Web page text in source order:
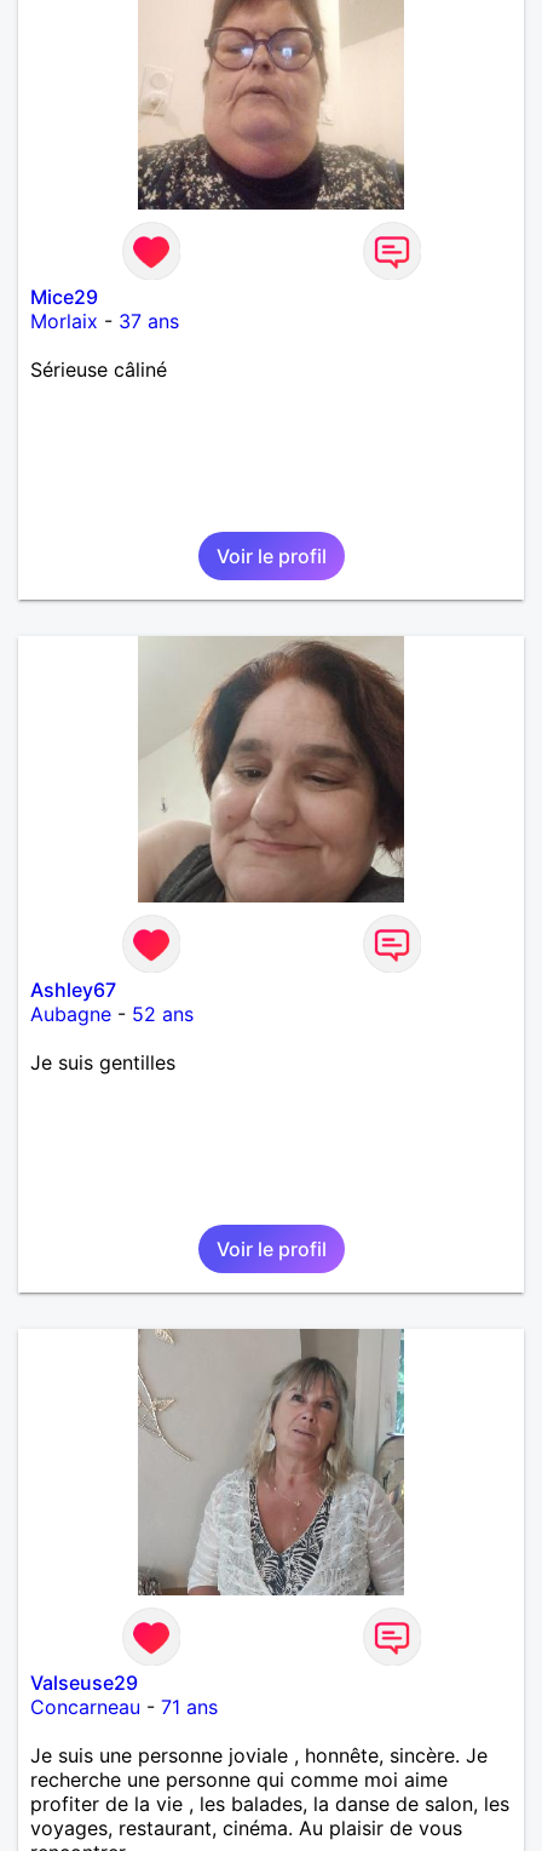
Mice29
Morlaix - 37 ans
Sérieuse câliné
Voir le profil
Ashley67
Aubagne - 52 ans
Je suis gentilles
Voir le profil
Valseuse29
Concarneau - 71 ans
Je suis une personne joviale , honnête, sincère. Je
recherche une personne qui comme moi aime
profiter de la vie , les balades, la danse de salon, les
voyages, restaurant, cinéma. Au plaisir de vous